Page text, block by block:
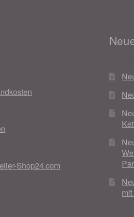
Shop24.com